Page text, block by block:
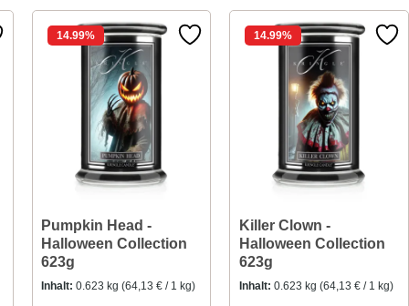
14.99%
Pumpkin Head -
Halloween Collection
623g
Inhalt:0.623 kg(64,13 € / 1 kg)
14.99%
Killer Clown -
Halloween Collection
623g
Inhalt: 0.623 kg (64,13 € / 1 kg)